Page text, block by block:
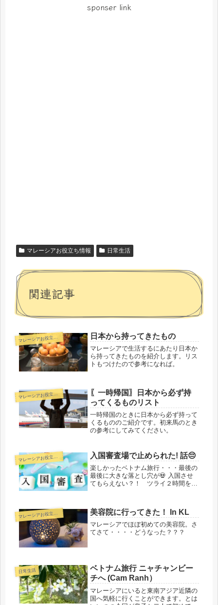
sponser link
マレーシアお役立ち情報 日常生活
関連記事
マ
レーシアお役立ち情報 日本から持ってきたもの
マレーシアで生活するにあたり日本か
ら持ってきたものを紹介します。リス
トもつけたので参考になれば。
マ
レーシアお役立ち情報
〖一時帰国〗日本から必ず持
ってくるものリスト
一時帰国のときに日本から必ず持って
くるもののご紹介です。初来馬のとき
の参考にしてみてください。
マ
レーシアお役立ち情報 入国審査場で止められた! 話😔
楽しかったベトナム旅行・・・最後の
最後に大きな落とし穴が💀 入国させ
てもらえない？！ ツライ２時間を過
マ
レーシアお役立ち情報 美容院に行ってきた！ In KL
マレーシアでほぼ初めての美容院。さ
てさて・・・・どうなった？？？
日常生活
ベトナム旅行 ニャチャンビー
チへ (Cam Ranh）
マレーシアにいると東南アジア近隣の
国へ気軽に行くことができます。とは